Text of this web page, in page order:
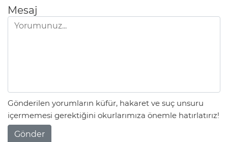
Mesaj
Gönderilen yorumların küfür, hakaret ve suç unsuru
içermemesi gerektiğini okurlarımıza önemle hatırlatırız!
Gönder